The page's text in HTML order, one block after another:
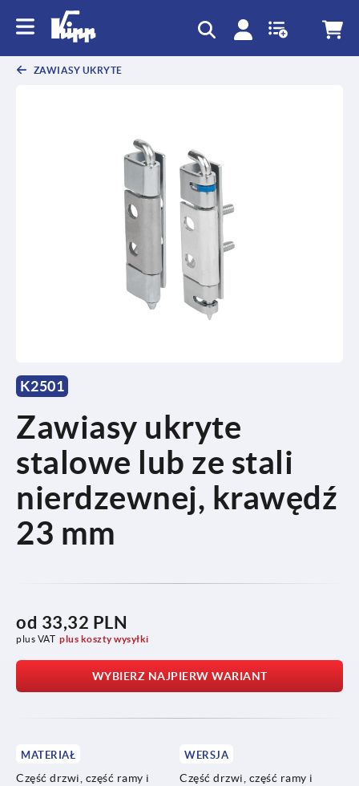
ZAWIASY UKRYTE
K2501
Zawiasy ukryte
stalowe lub ze stali
nierdzewnej, krawędź
23 mm
od 33,32 PLN
plus VAT plus koszty wysyłki
WYBIERZ NAJPIERW WARIANT
MATERIAŁ
Część drzwi, część ramy i
WERSJA
Część drzwi, część ramy i